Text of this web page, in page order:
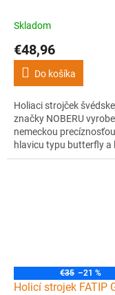
Skladom
€48,96
Do košíka
Holiaci strojček
značky NOBERU
nemeckou
hlavicu typu butterfly a
povrchovú úpravu,
€35 –21 %
Holicí strojek FATIP